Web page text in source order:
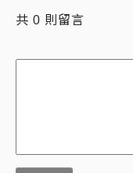
共 0 則留言